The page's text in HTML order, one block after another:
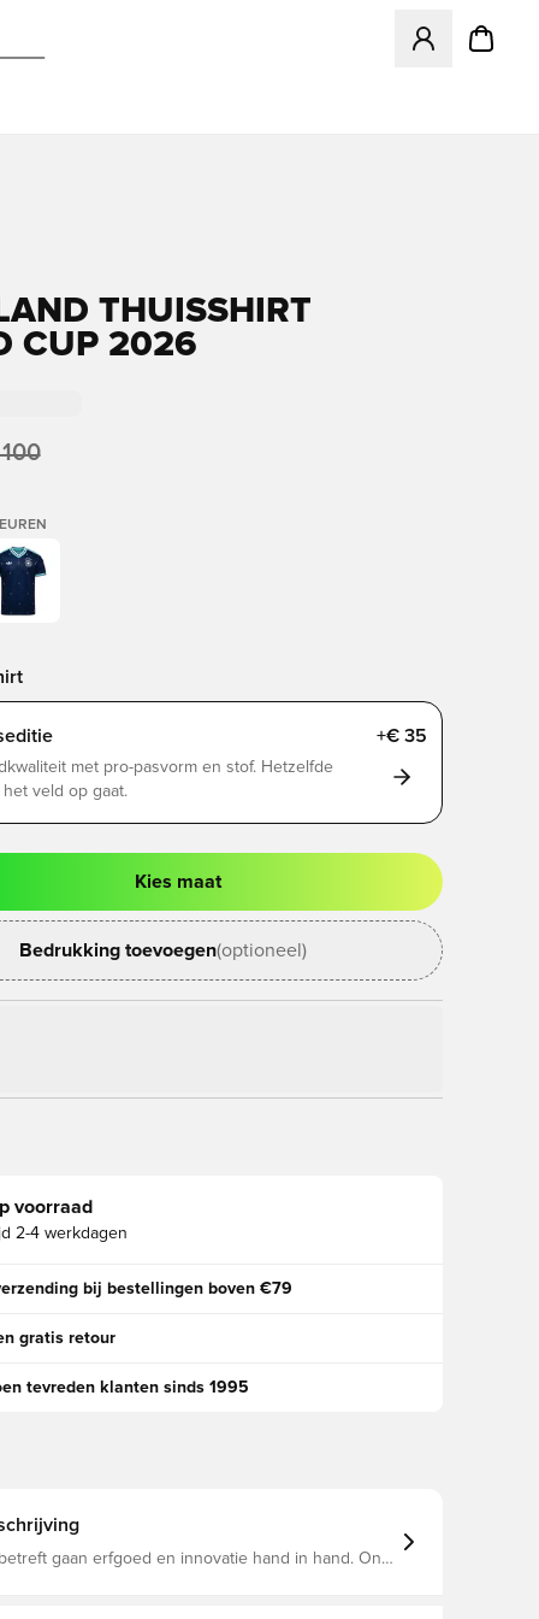
Opent een
THUISSHIRT
CUP 2026
+€ 35
met pro-pasvorm en stof. Hetzelfde
veld op gaat.
om in te loggen of je aan te melden als lid
Kies maat
Bedrukking toevoegen(optioneel)
voorraad
2-4 werkdagen
bij bestellingen boven €79
gratis retour
tevreden klanten sinds 1995
gaan erfgoed en innovatie hand in hand. Ons